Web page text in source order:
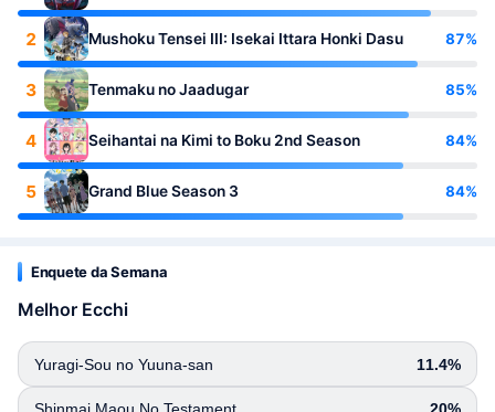
2 Mushoku Tensei III: Isekai Ittara Honki Dasu 87%
3 Tenmaku no Jaadugar 85%
4 Seihantai na Kimi to Boku 2nd Season 84%
5 Grand Blue Season 3 84%
Enquete da Semana
Melhor Ecchi
Yuragi-Sou no Yuuna-san 11.4%